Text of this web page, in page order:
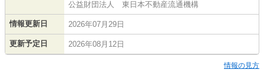
公益財団法人 東日本不動産流通機構
情報更新日 2026年07月29日
更新予定日 2026年08月12日
情報の見方